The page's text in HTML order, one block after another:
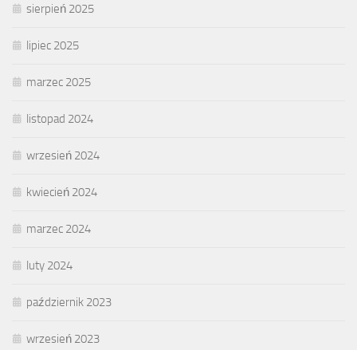
sierpień 2025
lipiec 2025
marzec 2025
listopad 2024
wrzesień 2024
kwiecień 2024
marzec 2024
luty 2024
październik 2023
wrzesień 2023